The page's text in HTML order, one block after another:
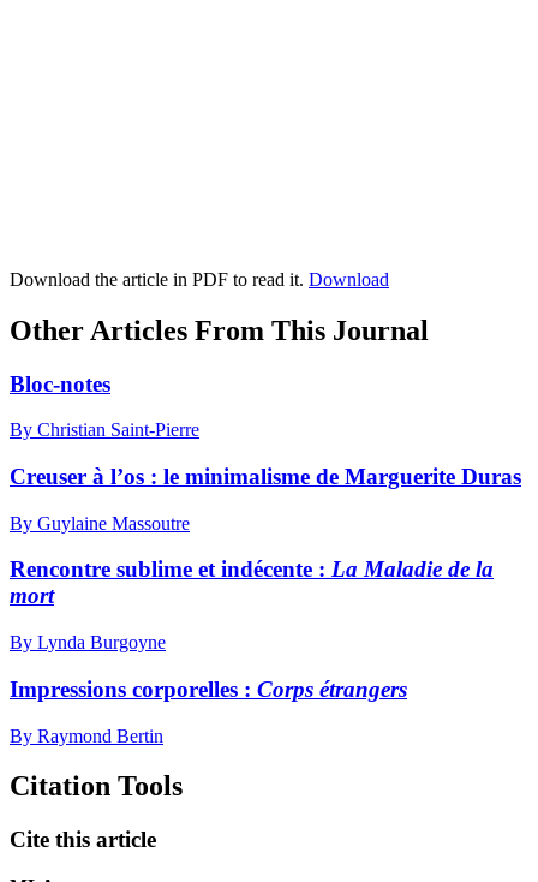
Download the article in PDF to read it. Download
Other Articles From This Journal
Bloc-notes
By Christian Saint-Pierre
Creuser à l’os : le minimalisme de Marguerite Duras
By Guylaine Massoutre
Rencontre sublime et indécente : La Maladie de la
mort
By Lynda Burgoyne
Impressions corporelles : Corps étrangers
By Raymond Bertin
Citation Tools
Cite this article